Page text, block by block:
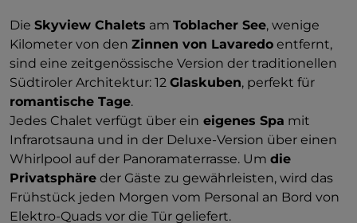
Die Skyview Chalets am Toblacher See, wenige
Kilometer von den Zinnen von Lavaredo entfernt,
sind eine zeitgenössische Version der traditionellen
Südtiroler Architektur: 12 Glaskuben, perfekt für
romantische Tage.
Jedes Chalet verfügt über ein eigenes Spa mit
Infrarotsauna und in der Deluxe-Version über einen
Whirlpool auf der Panoramaterrasse. Um die
Privatsphäre der Gäste zu gewährleisten, wird das
Frühstück jeden Morgen vom Personal an Bord von
Elektro-Quads vor die Tür geliefert.